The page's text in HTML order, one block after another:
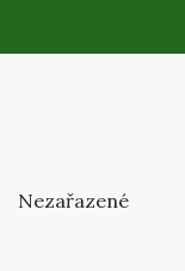
Nezařazené